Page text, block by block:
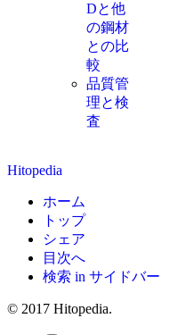
Dと他
の鋼材
との比
較
品質管
理と検
査
Hitopedia
ホーム
トップ
シェア
目次へ
検索 in サイドバー
© 2017 Hitopedia.